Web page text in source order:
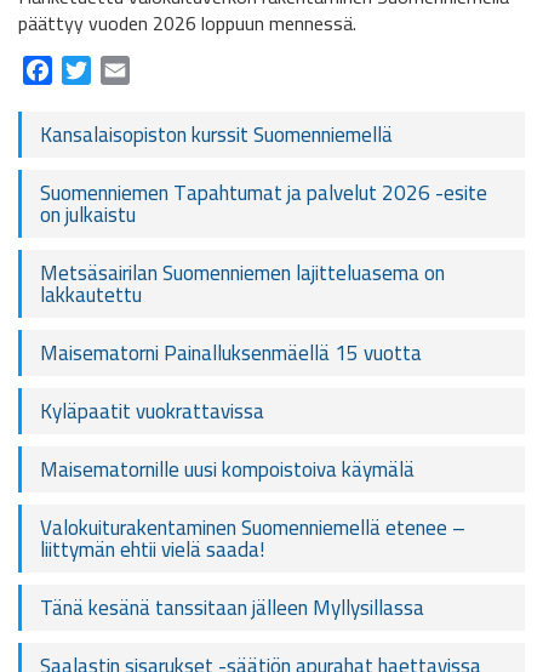
päättyy vuoden 2026 loppuun mennessä.
Facebook
Twitter
Kansalaisopiston kurssit Suomenniemellä
Suomenniemen Tapahtumat ja palvelut 2026 -esite
on julkaistu
Metsäsairilan Suomenniemen lajitteluasema on
lakkautettu
Maisematorni Painalluksenmäellä 15 vuotta
Kyläpaatit vuokrattavissa
Maisematornille uusi kompoistoiva käymälä
Valokuiturakentaminen Suomenniemellä etenee –
liittymän ehtii vielä saada!
Tänä kesänä tanssitaan jälleen Myllysillassa